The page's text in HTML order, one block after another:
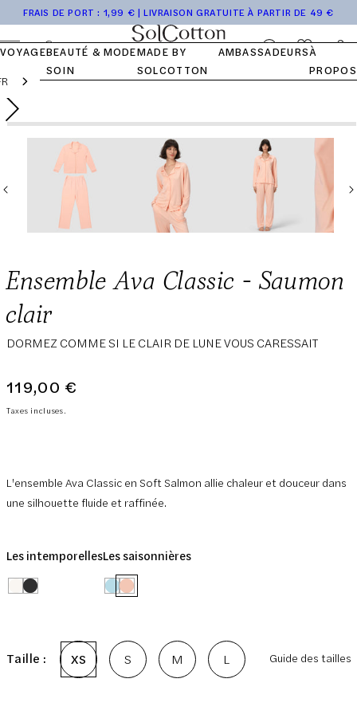
au
FRAIS DE PORT : 1,99 € | LIVRAISON GRATUITE À PARTIR DE 49 €
connecter
Panier
VOYAGEBEAUTÉ &
SOIN
MODEMADE BY
SOLCOTTON
AMBASSADEURSÀ
PROPOS
Bas
Kits
Voyage
SolCotton
FAQ
NOTRE
HISTOIRE
NOS VALEURS
NOTRE
COTON
normal
aux
produit
Ouvrir
une
Ensemble Ava Classic - Saumon
clair
DORMEZ COMME SI LE CLAIR DE LUNE VOUS CARESSAIT
Prix
normal
119,00 €
Taxes incluses.
L'ensemble Ava Classic en Soft Salmon allie chaleur et douceur dans
une silhouette fluide et raffinée.
Les intemporellesLes saisonnières
Taille : XS S M L Guide des tailles